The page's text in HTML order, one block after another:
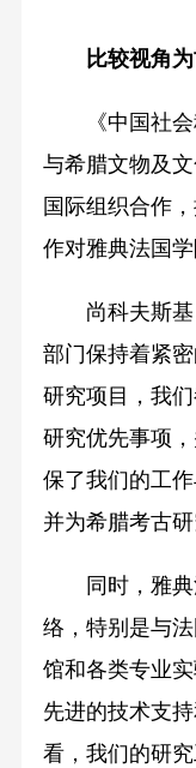
比较视角
《中国社
与希腊文物及
国际组织合作
作对雅典法国
尚科夫斯基
部门保持着紧
研究项目，我
研究优先事项
保了我们的工
并为希腊考古
同时，雅典
络，特别是与
馆和各类专业
先进的技术支
看，我们的研